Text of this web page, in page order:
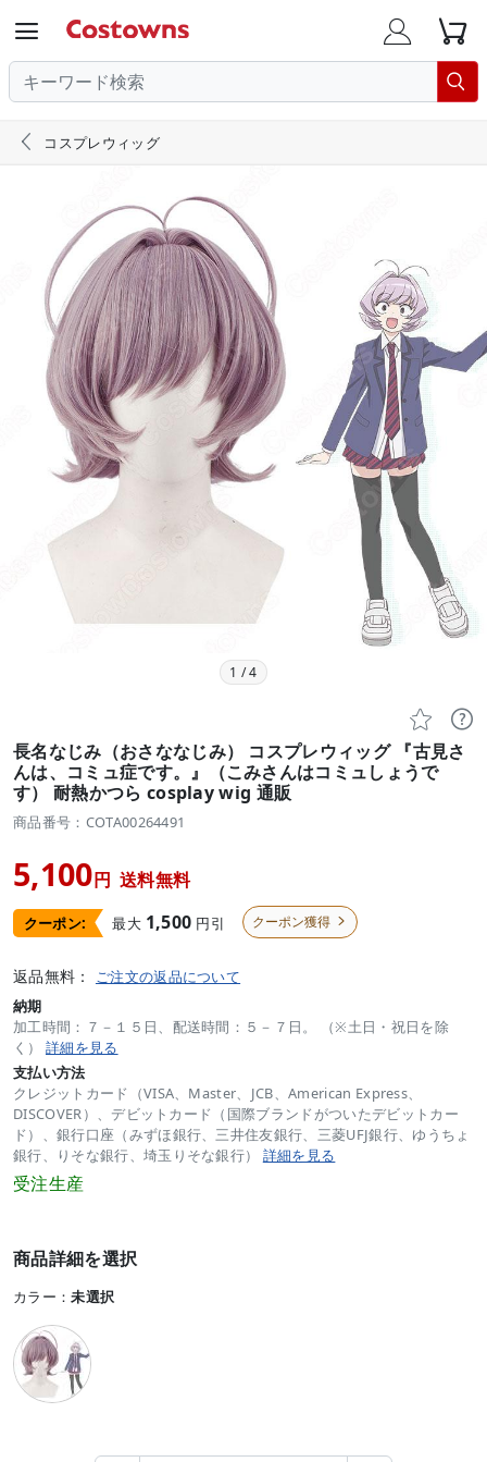
  

 コスプレウィッグ
1 /4
 
長名なじみ（おさななじみ） コスプレウィッグ 『古見さ
んは、コミュ症です。』（こみさんはコミュしょうで
す） 耐熱かつら cosplay wig 通販
商品番号：COTA00264491
5,100円 送料無料
クーポン: 最大 1,500 円引 クーポン獲得 
返品無料： ご注文の返品について
納期
加工時間：７－１５日、配送時間：５－７日。 （※土日・祝日を除
く） 詳細を見る
支払い方法
クレジットカード（VISA、Master、JCB、American Express、
DISCOVER）、デビットカード（国際ブランドがついたデビットカー
ド）、銀行口座（みずほ銀行、三井住友銀行、三菱UFJ銀行、ゆうちょ
銀行、りそな銀行、埼玉りそな銀行） 詳細を見る
受注生産
商品詳細を選択
カラー：未選択